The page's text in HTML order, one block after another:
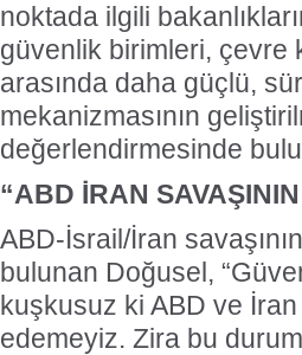
noktada ilgili
güvenlik birimleri, çevre
arasında daha güçlü,
mekanizmasının
değerlendirmesinde
“ABD İRAN
ABD-İsrail/İran
bulunan Doğusel,
kuşkusuz ki ABD ve
edemeyiz. Zira bu